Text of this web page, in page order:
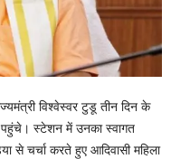
विश्वेस्वर टुडू तीन दिन के
पहुंचे। स्टेशन में उनका स्वागत
से चर्चा करते हुए आदिवासी महिला